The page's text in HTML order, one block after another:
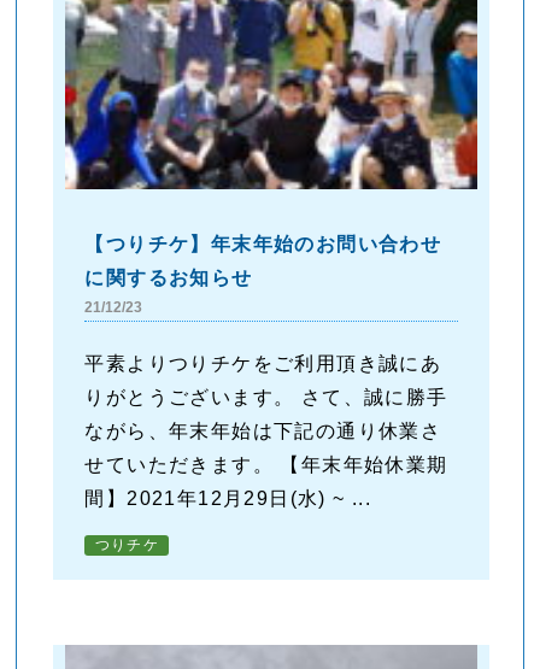
【つりチケ】年末年始のお問い合わせ
に関するお知らせ
21/12/23
平素よりつりチケをご利用頂き誠にあ
りがとうございます。 さて、誠に勝手
ながら、年末年始は下記の通り休業さ
せていただきます。 【年末年始休業期
間】2021年12月29日(水) ~ ...
つりチケ